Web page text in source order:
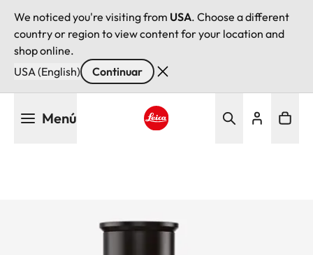
We noticed you're visiting from USA. Choose a different
country or region to view content for your location and
shop online.
USA (English)
Continuar
Menú